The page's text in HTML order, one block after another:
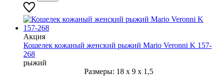
Акция
Кошелек кожаный женский рыжий Mario Veronni K 157-
268
рыжий
Размеры: 18 x 9 x 1,5